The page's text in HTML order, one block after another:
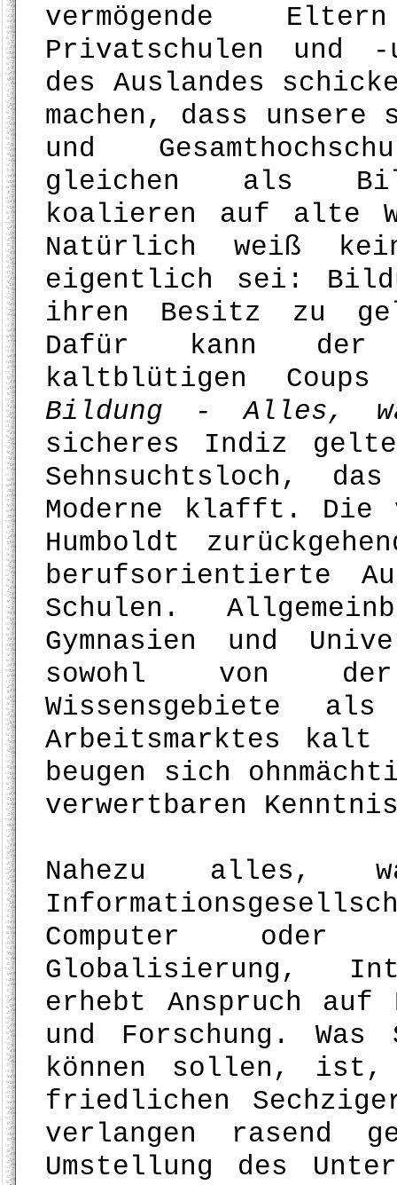
vermögende
Privatschulen und -
des Auslandes
machen, dass unsere
und
gleichen als
koalieren auf alte
Natürlich weiß
eigentlich sei:
ihren Besitz zu
Dafür kann der
kaltblütigen
Bildung - Alles,
sicheres Indiz
Sehnsuchtsloch,
Moderne klafft. Die
Humboldt
berufsorientierte
Schulen.
Gymnasien und
sowohl von
Wissensgebiete
Arbeitsmarktes kalt
beugen sich
verwertbaren
Nahezu alles,
Computer oder
Globalisierung,
erhebt Anspruch auf
und Forschung.
können sollen, ist,
friedlichen
verlangen rasend
Umstellung des